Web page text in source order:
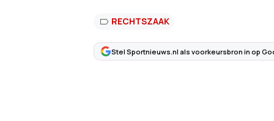
RECHTSZAAK
Stel Sportnieuws.nl als voorkeursbron in op